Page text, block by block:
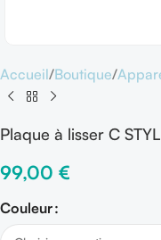
Accueil Boutique
Plaque à lisser C
99,00 €
Couleur